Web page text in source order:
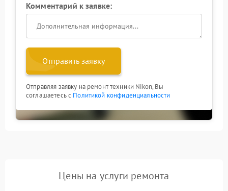
Комментарий к заявке:
Отправить заявку
Отправляя заявку на ремонт техники Nikon, Вы
соглашаетесь с Политикой конфиденциальности
Цены на услуги ремонта